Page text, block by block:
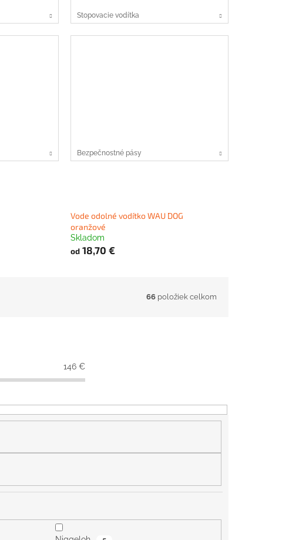
Stopovacie vodítka
Bezpečnostné pásy
Vode odolné vodítko WAU DOG
oranžové
Skladom
od18,70 €
66 položiek celkom
146 €